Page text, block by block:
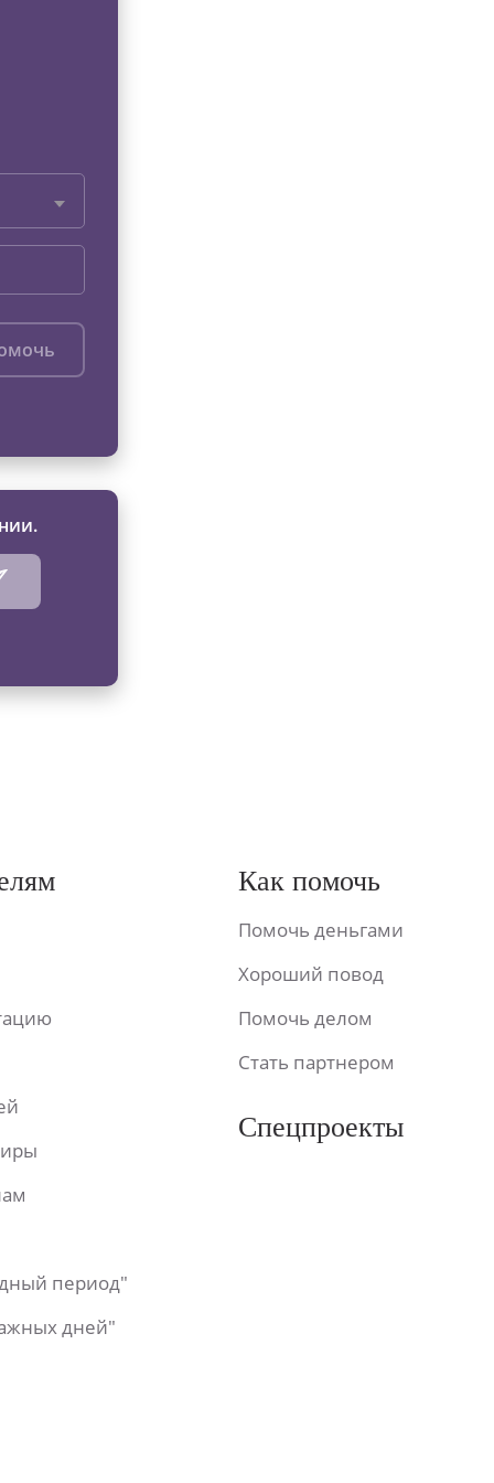
период"
дней"
Как помочь
Помочь деньгами
Хороший повод
Помочь делом
Стать партнером
Спецпроекты